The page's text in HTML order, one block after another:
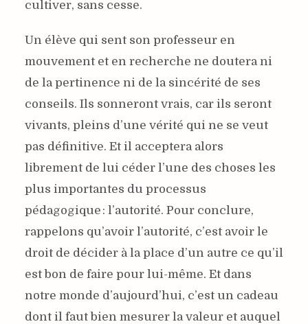
cultiver, sans cesse.
Un élève qui sent son professeur en
mouvement et en recherche ne doutera ni
de la pertinence ni de la sincérité de ses
conseils. Ils sonneront vrais, car ils seront
vivants, pleins d’une vérité qui ne se veut
pas définitive. Et il acceptera alors
librement de lui céder l’une des choses les
plus importantes du processus
pédagogique : l’autorité. Pour conclure,
rappelons qu’avoir l’autorité, c’est avoir le
droit de décider à la place d’un autre ce qu’il
est bon de faire pour lui-même. Et dans
notre monde d’aujourd’hui, c’est un cadeau
dont il faut bien mesurer la valeur et auquel